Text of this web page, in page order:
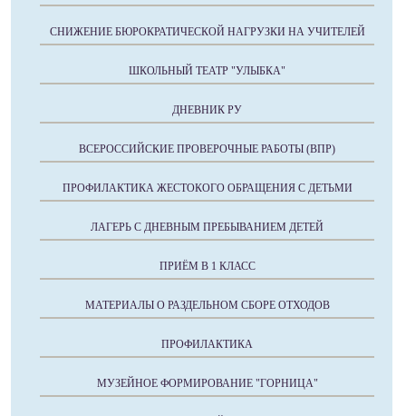
СНИЖЕНИЕ БЮРОКРАТИЧЕСКОЙ НАГРУЗКИ НА УЧИТЕЛЕЙ
ШКОЛЬНЫЙ ТЕАТР "УЛЫБКА"
ДНЕВНИК РУ
ВСЕРОССИЙСКИЕ ПРОВЕРОЧНЫЕ РАБОТЫ (ВПР)
ПРОФИЛАКТИКА ЖЕСТОКОГО ОБРАЩЕНИЯ С ДЕТЬМИ
ЛАГЕРЬ С ДНЕВНЫМ ПРЕБЫВАНИЕМ ДЕТЕЙ
ПРИЁМ В 1 КЛАСС
МАТЕРИАЛЫ О РАЗДЕЛЬНОМ СБОРЕ ОТХОДОВ
ПРОФИЛАКТИКА
МУЗЕЙНОЕ ФОРМИРОВАНИЕ "ГОРНИЦА"